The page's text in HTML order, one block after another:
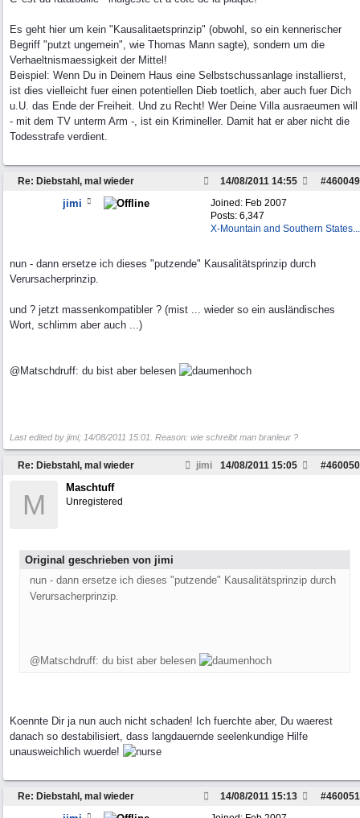
Es geht hier um kein "Kausalitaetsprinzip" (obwohl, so ein kennerischer
Begriff "putzt ungemein", wie Thomas Mann sagte), sondern um die
Verhaeltnismaessigkeit der Mittel!
Beispiel: Wenn Du in Deinem Haus eine Selbstschussanlage installierst,
ist dies vielleicht fuer einen potentiellen Dieb toetlich, aber auch fuer Dich
u.U. das Ende der Freiheit. Und zu Recht! Wer Deine Villa ausraeumen will
- mit dem TV unterm Arm -, ist ein Krimineller. Damit hat er aber nicht die
Todesstrafe verdient.
Re: Diebstahl, mal wieder #460049
14/08/2011 14:55
Joined: Feb 2007
Posts: 6,347
X-Mountain and Southern States...
jimi
nun - dann ersetze ich dieses "putzende" Kausalitätsprinzip durch
Verursacherprinzip.
und ? jetzt massenkompatibler ? (mist ... wieder so ein ausländisches
Wort, schlimm aber auch ...)
@Matschdruff: du bist aber belesen
Last edited by jimi; 14/08/2011 15:01 . Reason: wie schreibt man branleur ?
Re: Diebstahl, mal wieder jimi #460050
14/08/2011 15:05
M
Maschtuff
Unregistered
Original geschrieben von jimi
nun - dann ersetze ich dieses "putzende" Kausalitätsprinzip durch
Verursacherprinzip.
@Matschdruff: du bist aber belesen
Koennte Dir ja nun auch nicht schaden! Ich fuerchte aber, Du waerest
danach so destabilisiert, dass langdauernde seelenkundige Hilfe
unausweichlich wuerde!
Re: Diebstahl, mal wieder #460051
14/08/2011 15:13